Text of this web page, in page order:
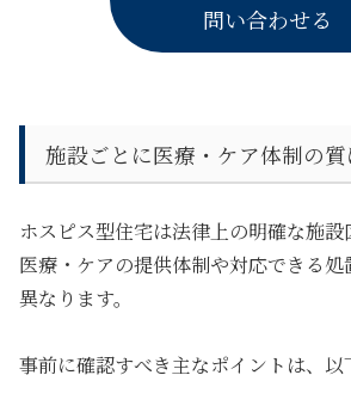
問い合わせる
施設ごとに医療・ケア体制の
ホスピス型住宅は法律上の明確な施設
医療・ケアの提供体制や対応できる
異なります。
事前に確認すべき主なポイントは、以